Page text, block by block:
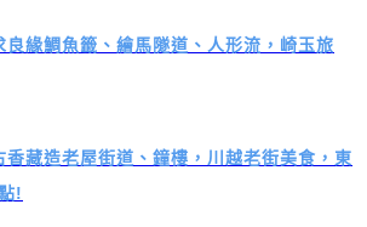
緣鯛魚籤、繪馬隧道、人形流，崎玉旅
藏造老屋街道、鐘樓，川越老街美食，東
!